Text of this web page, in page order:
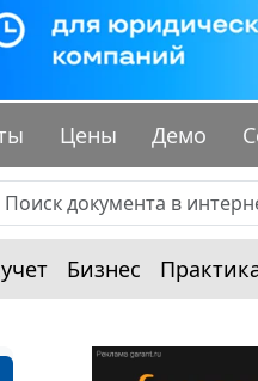
Цены Демо
Бизнес